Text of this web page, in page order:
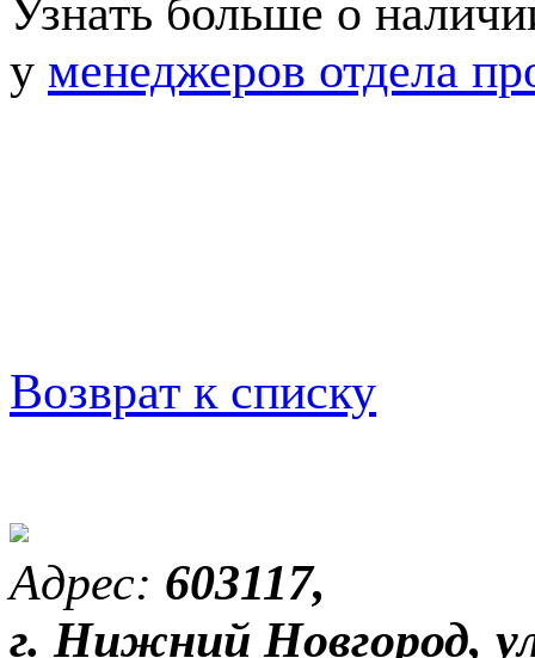
Узнать больше о
у менеджеров отдела
Возврат к списку
Адрес: 603117,
г. Нижний Новгород,